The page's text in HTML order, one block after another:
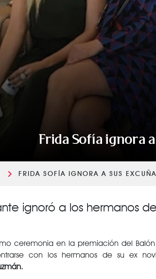
MÁS
Frida Sofía ignora
FRIDA SOFÍA IGNORA A SUS
ignoró a los hermanos
ceremonia en la premiación del
con los hermanos de su ex